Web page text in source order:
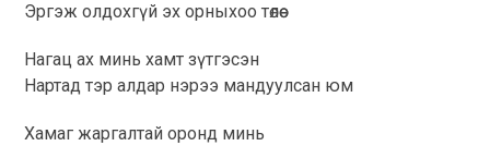
Эргэж олдохгүй эх орныхоо төлөө
Нагац ах минь хамт зүтгэсэн
Нартад тэр алдар нэрээ мандуулсан юм
Хамаг жаргалтай оронд минь